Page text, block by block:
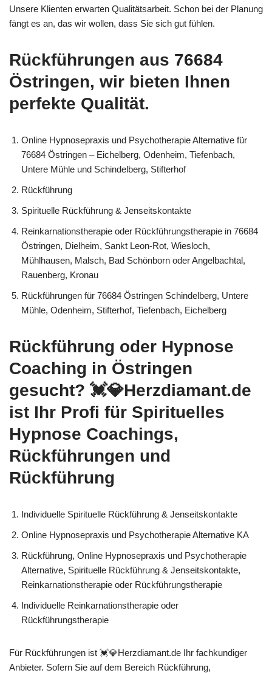
Unsere Klienten erwarten Qualitätsarbeit. Schon bei der Planung
fängt es an, das wir wollen, dass Sie sich gut fühlen.
Rückführungen aus 76684
Östringen, wir bieten Ihnen
perfekte Qualität.
Online Hypnosepraxis und Psychotherapie Alternative für
76684 Östringen – Eichelberg, Odenheim, Tiefenbach,
Untere Mühle und Schindelberg, Stifterhof
Rückführung
Spirituelle Rückführung & Jenseitskontakte
Reinkarnationstherapie oder Rückführungstherapie in 76684
Östringen, Dielheim, Sankt Leon-Rot, Wiesloch,
Mühlhausen, Malsch, Bad Schönborn oder Angelbachtal,
Rauenberg, Kronau
Rückführungen für 76684 Östringen Schindelberg, Untere
Mühle, Odenheim, Stifterhof, Tiefenbach, Eichelberg
Rückführung oder Hypnose
Coaching in Östringen
gesucht? 💓️💎Herzdiamant.de
ist Ihr Profi für Spirituelles
Hypnose Coachings,
Rückführungen und
Rückführung
Individuelle Spirituelle Rückführung & Jenseitskontakte
Online Hypnosepraxis und Psychotherapie Alternative KA
Rückführung, Online Hypnosepraxis und Psychotherapie
Alternative, Spirituelle Rückführung & Jenseitskontakte,
Reinkarnationstherapie oder Rückführungstherapie
Individuelle Reinkarnationstherapie oder
Rückführungstherapie
Für Rückführungen ist 💓️💎Herzdiamant.de Ihr fachkundiger
Anbieter. Sofern Sie auf dem Bereich Rückführung,